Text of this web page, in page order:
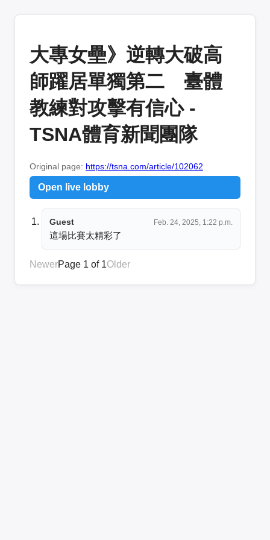
大專女壘》逆轉大破高
師躍居單獨第二 臺體
教練對攻擊有信心 -
TSNA體育新聞團隊
Original page: https://tsna.com/article/102062
Open live lobby
Guest Feb. 24, 2025, 1:22 p.m.
這場比賽太精彩了
NewerPage 1 of 1Older